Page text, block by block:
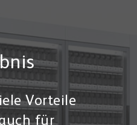
Vorteile
für